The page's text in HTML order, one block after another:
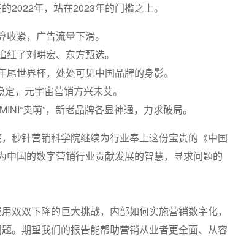
2022年，站在2023年的门槛之上。
紧，广告流量下滑。
了刘畊宏、东方甄选。
世界杯，处处可见中国品牌的身影。
，元宇宙营销方兴未艾。
卖萌”，新老品牌各显神通，力求破局。
秒针营销科学院继续为行业奉上这份宝贵的《中国
国的数字营销行业贡献发展的智慧，寻求问题的
双双下降的巨大挑战，内部如何实施营销数字化，
。期望我们的报告能帮助营销从业者更全面、从容